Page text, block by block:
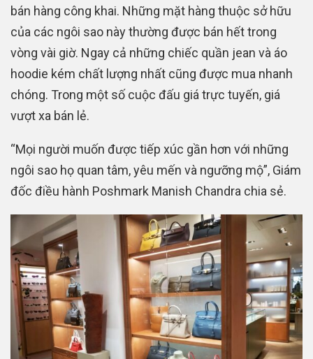
bán hàng công khai. Những mặt hàng thuộc sở hữu
của các ngôi sao này thường được bán hết trong
vòng vài giờ. Ngay cả những chiếc quần jean và áo
hoodie kém chất lượng nhất cũng được mua nhanh
chóng. Trong một số cuộc đấu giá trực tuyến, giá
vượt xa bán lẻ.
“Mọi người muốn được tiếp xúc gần hơn với những
ngôi sao họ quan tâm, yêu mến và ngưỡng mộ”, Giám
đốc điều hành Poshmark Manish Chandra chia sẻ.